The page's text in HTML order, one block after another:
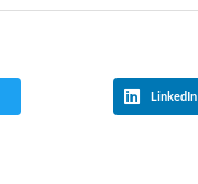
LinkedIn